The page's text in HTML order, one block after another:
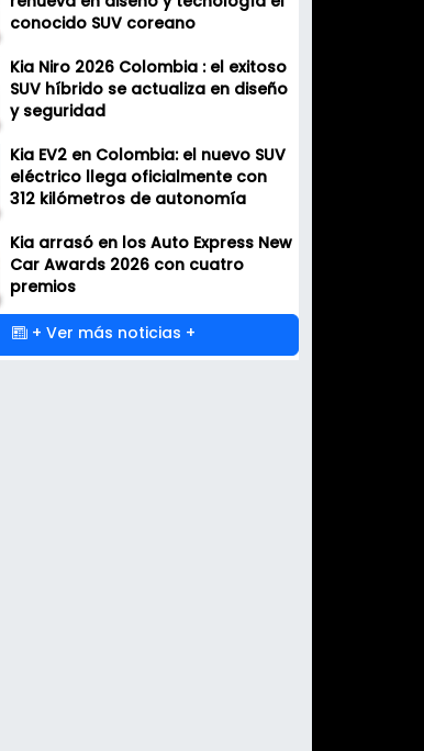
conocido SUV coreano
Kia Niro 2026 Colombia : el exitoso
SUV híbrido se actualiza en diseño
y seguridad
Kia EV2 en Colombia: el nuevo SUV
eléctrico llega oficialmente con
312 kilómetros de autonomía
Kia arrasó en los Auto Express New
Car Awards 2026 con cuatro
premios
+ Ver más noticias +